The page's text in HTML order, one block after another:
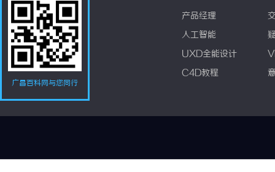
广昌百科网与您同行
产品经理
人工智能
UXD全能设计
C4D教程